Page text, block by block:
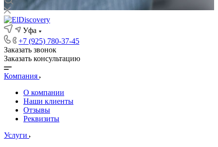
Уфа
+7 (925) 780-37-45
Заказать звонок
Заказать консультацию
Компания
О компании
Наши клиенты
Отзывы
Реквизиты
Услуги